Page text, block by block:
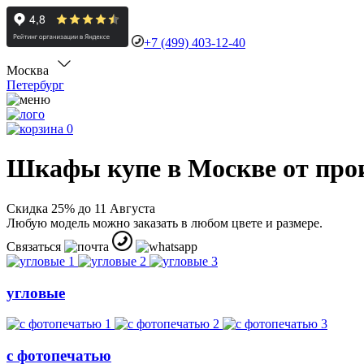
+7 (499) 403-12-40
Москва
Петербург
0
Шкафы купе в Москве от
Скидка 25% до 11 Августа
Любую модель можно заказать в любом цвете и размере.
Связаться
угловые
с фотопечатью